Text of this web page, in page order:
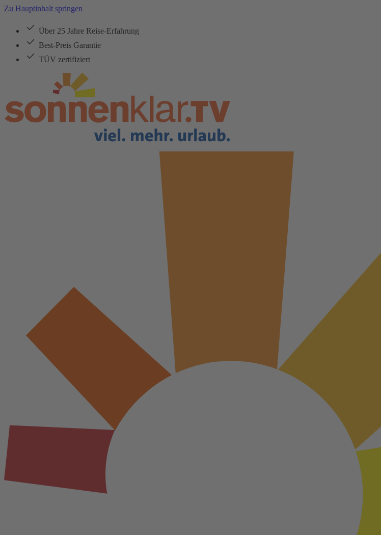
Zu Hauptinhalt springen
Über 25 Jahre Reise-Erfahrung
Best-Preis Garantie
TÜV zertifiziert